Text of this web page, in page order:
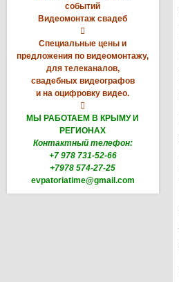
событий
Видеомонтаж свадеб

Специальные цены и
предложения по видеомонтажу,
для телеканалов,
свадебных видеографов
и на оцифровку видео.

МЫ РАБОТАЕМ В КРЫМУ И
РЕГИОНАХ
Контактный телефон:
+7 978 731-52-66
+7978 574-27-25
evpatoriatime@gmail.com